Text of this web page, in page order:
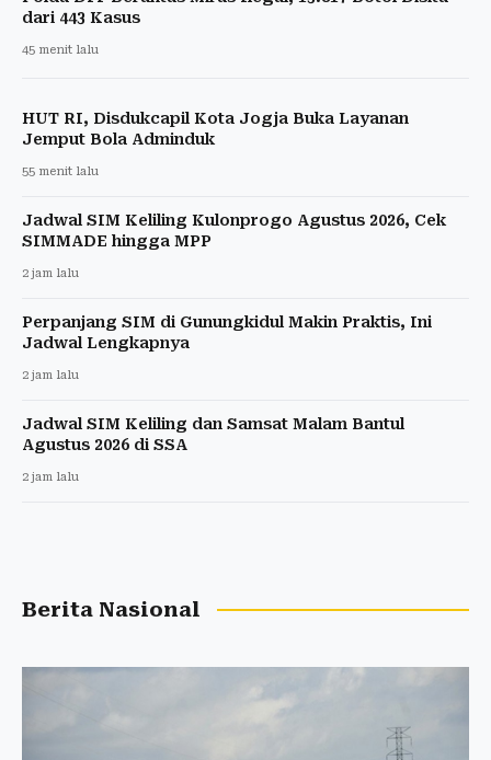
dari 443 Kasus
45 menit lalu
HUT RI, Disdukcapil Kota Jogja Buka Layanan
Jemput Bola Adminduk
55 menit lalu
Jadwal SIM Keliling Kulonprogo Agustus 2026, Cek
SIMMADE hingga MPP
2 jam lalu
Perpanjang SIM di Gunungkidul Makin Praktis, Ini
Jadwal Lengkapnya
2 jam lalu
Jadwal SIM Keliling dan Samsat Malam Bantul
Agustus 2026 di SSA
2 jam lalu
Berita Nasional